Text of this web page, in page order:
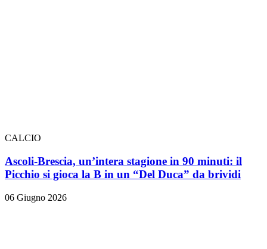
CALCIO
Ascoli-Brescia, un’intera stagione in 90 minuti: il
Picchio si gioca la B in un “Del Duca” da brividi
06 Giugno 2026